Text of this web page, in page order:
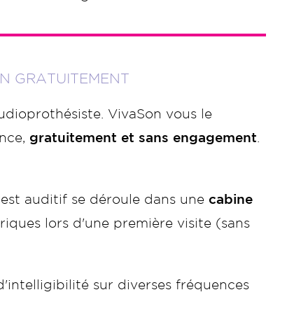
GRATUITEMENT
VivaSon vous le
gratuitement et sans engagement
auditif se déroule dans une cabine
lors d'une première visite (sans
sur diverses fréquences